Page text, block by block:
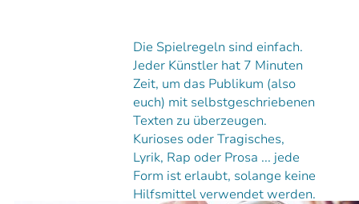
Die Spielregeln sind einfach.
Jeder Künstler hat 7 Minuten
Zeit, um das Publikum (also
euch) mit selbstgeschriebenen
Texten zu überzeugen.
Kurioses oder Tragisches,
Lyrik, Rap oder Prosa ... jede
Form ist erlaubt, solange keine
Hilfsmittel verwendet werden.